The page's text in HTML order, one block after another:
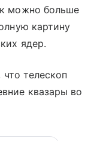
можно больше
картину
ядер.
что телескоп
квазары во